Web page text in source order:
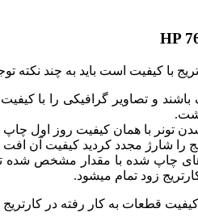
با کیفیت است باید به چند نکته
باشند و تصاویر گرافیکی را با
تونر با همان کیفیت روز اول
را شارژ مجدد کردید کیفیت آن افت
چاپ شده با مقدار مشخص شده
زود تمام میشود.
کیفیت قطعات به کار رفته در